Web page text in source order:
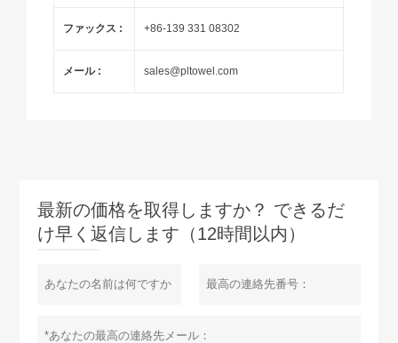
ファックス : +86-139 331 08302
メール : sales@pltowel.com
最新の価格を取得しますか？ できるだ
け早く返信します（12時間以内）